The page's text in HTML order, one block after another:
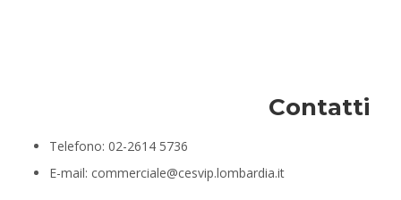
Contatti
Telefono: 02-2614 5736
E-mail: commerciale@cesvip.lombardia.it